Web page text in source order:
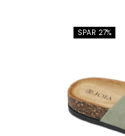
SPAR 27%